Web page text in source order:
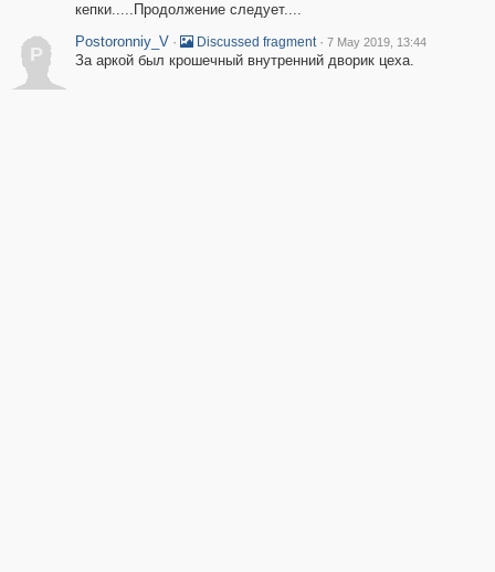
кепки.....Продолжение следует....
P
Postoronniy_V · Discussed fragment · 7 May 2019, 13:44
За аркой был крошечный внутренний дворик цеха.